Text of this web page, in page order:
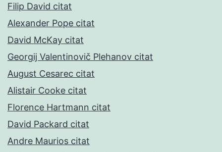
Filip David citat
Alexander Pope citat
David McKay citat
Georgij Valentinovič Plehanov citat
August Cesarec citat
Alistair Cooke citat
Florence Hartmann citat
David Packard citat
Andre Maurios citat